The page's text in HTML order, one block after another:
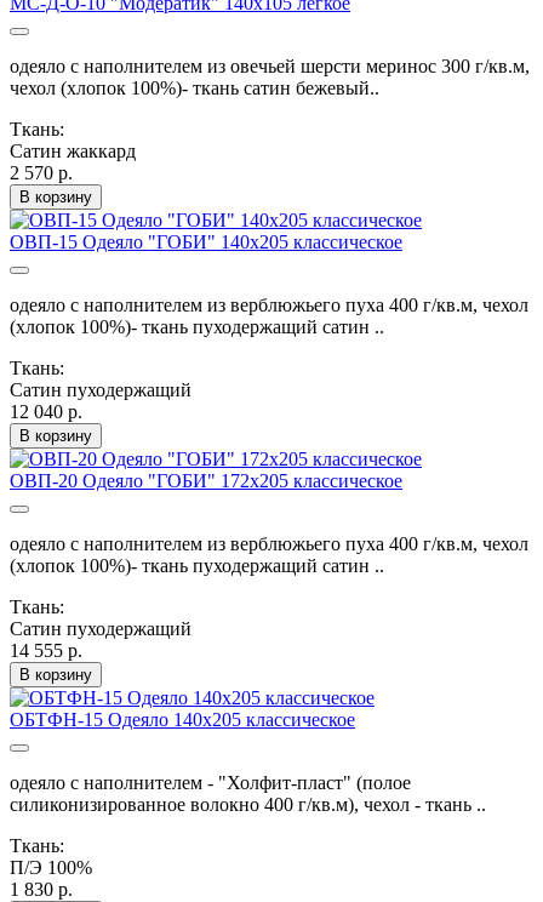
одеяло с наполнителем из овечьей шерсти меринос 300 г/кв.м,
чехол (хлопок 100%)- ткань сатин бежевый..
Ткань:
Сатин жаккард
2 570 р.
В корзину
ОВП-15 Одеяло "ГОБИ" 140х205 классическое
одеяло с наполнителем из верблюжьего пуха 400 г/кв.м, чехол
(хлопок 100%)- ткань пуходержащий сатин ..
Ткань:
Сатин пуходержащий
12 040 р.
В корзину
ОВП-20 Одеяло "ГОБИ" 172х205 классическое
одеяло с наполнителем из верблюжьего пуха 400 г/кв.м, чехол
(хлопок 100%)- ткань пуходержащий сатин ..
Ткань:
Сатин пуходержащий
14 555 р.
В корзину
ОБТФН-15 Одеяло 140х205 классическое
одеяло с наполнителем - "Холфит-пласт" (полое
силиконизированное волокно 400 г/кв.м), чехол - ткань ..
Ткань:
П/Э 100%
1 830 р.